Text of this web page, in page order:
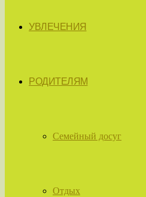
УВЛЕЧЕНИЯ
РОДИТЕЛЯМ
Семейный досуг
Отдых